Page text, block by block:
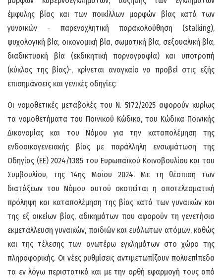
έμφυλης βίας και των ποικίλλων μορφών βίας κατά των
γυναικών - παρενοχλητική παρακολούθηση (stalking),
ψυχολογική βία, οικονομική βία, σωματική βία, σεξουαλική βία,
διαδικτυακή βία (εκδικητική πορνογραφία) και υποτροπή
(κύκλος της βίας)-, κρίνεται αναγκαίο να προβεί στις εξής
επισημάνσεις και γενικές οδηγίες:
Οι νομοθετικές μεταβολές του Ν. 5172/2025 αφορούν κυρίως
τα νομοθετήματα του Ποινικού Κώδικα, του Κώδικα Ποινικής
Δικονομίας και του Νόμου για την καταπολέμηση της
ενδοοικογενειακής βίας με παράλληλη ενσωμάτωση της
Οδηγίας (ΕΕ) 2024/1385 του Ευρωπαϊκού Κοινοβουλίου και του
Συμβουλίου, της 14ης Μαΐου 2024. Με τη θέσπιση των
διατάξεων του Νόμου αυτού σκοπείται η αποτελεσματική
πρόληψη και καταπολέμηση της βίας κατά των γυναικών και
της εξ οικείων βίας, αδικημάτων που αφορούν τη γενετήσια
εκμετάλλευση γυναικών, παιδιών και ευάλωτων ατόμων, καθώς
και της τέλεσης των ανωτέρω εγκλημάτων στο χώρο της
πληροφορικής. Οι νέες ρυθμίσεις αντιμετωπίζουν πολυεπίπεδα
τα εν λόγω περιστατικά και με την ορθή εφαρμογή τους από